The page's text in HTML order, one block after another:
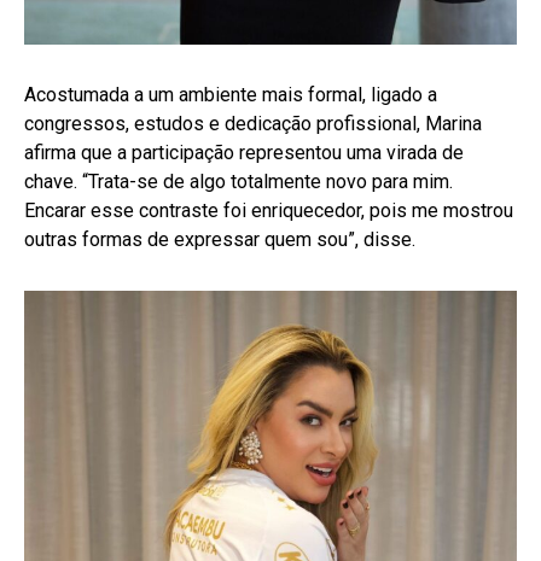
Acostumada a um ambiente mais formal, ligado a
congressos, estudos e dedicação profissional, Marina
afirma que a participação representou uma virada de
chave. “Trata-se de algo totalmente novo para mim.
Encarar esse contraste foi enriquecedor, pois me mostrou
outras formas de expressar quem sou”, disse.